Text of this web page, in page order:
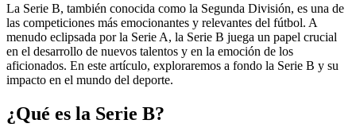
La Serie B, también conocida como la Segunda División, es una de
las competiciones más emocionantes y relevantes del fútbol. A
menudo eclipsada por la Serie A, la Serie B juega un papel crucial
en el desarrollo de nuevos talentos y en la emoción de los
aficionados. En este artículo, exploraremos a fondo la Serie B y su
impacto en el mundo del deporte.
¿Qué es la Serie B?